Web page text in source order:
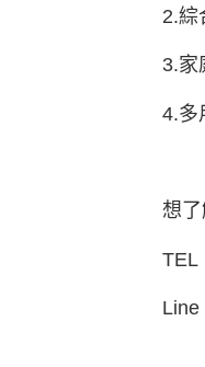
2.綜
3.家
4.多
想
TEL
Line